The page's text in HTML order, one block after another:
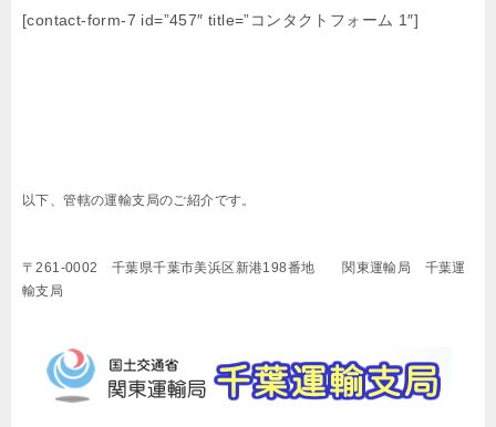
[contact-form-7 id=”457″ title=”コンタクトフォーム 1″]
以下、管轄の運輸支局のご紹介です。
〒261-0002 千葉県千葉市美浜区新港198番地 関東運輸局 千葉運
輸支局